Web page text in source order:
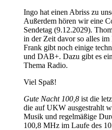
Ingo hat einen Abriss zu
Außerdem hören wir eine
Sendetag (9.12.2029).
in der Zeit davor so alles
Frank gibt noch einige
und DAB+. Dazu gibt es
Thema Radio.
Viel Spaß!
Gute Nacht 100,8 ist die
die auf UKW ausgestrahlt
Musik und regelmäßige
100,8 MHz im Laufe des